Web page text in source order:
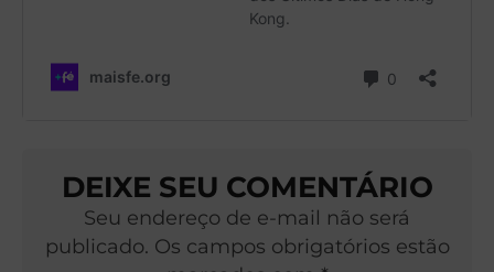
DEIXE SEU COMENTÁRIO
Seu endereço de e-mail não será
publicado. Os campos obrigatórios estão